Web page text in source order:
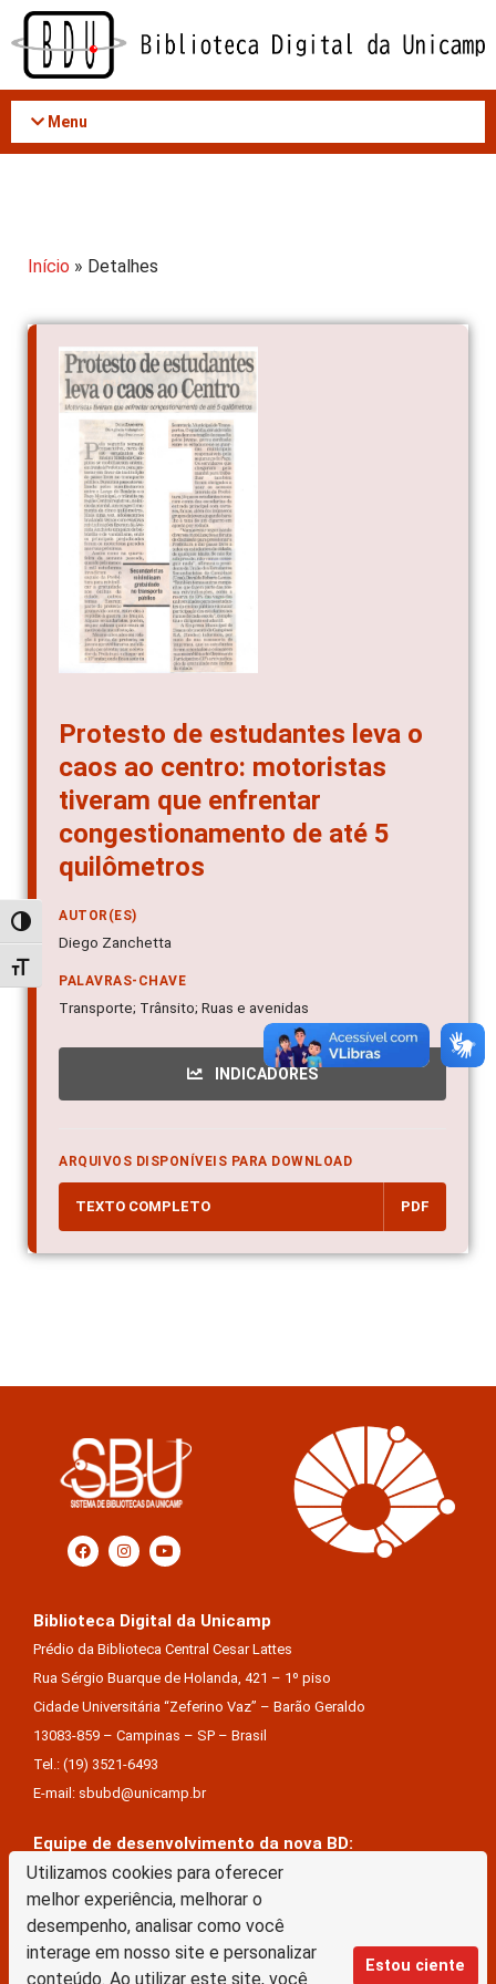
Utilizamos cookies para oferecer
melhor experiência, melhorar o
desempenho, analisar como você
interage em nosso site e personalizar
conteúdo. Ao utilizar este site, você
Estou ciente
Acessar
conteúdo
Alternar alto contraste
Alternar tamanho da fonte
Menu
Início » Detalhes
Protesto de estudantes leva o
caos ao centro: motoristas
tiveram que enfrentar
congestionamento de até 5
quilômetros
AUTOR(ES)
Diego Zanchetta
PALAVRAS-CHAVE
Transporte; Trânsito; Ruas e avenidas
INDICADORES
ARQUIVOS DISPONÍVEIS PARA DOWNLOAD
TEXTO COMPLETO PDF
Biblioteca Digital da Unicamp
Prédio da Biblioteca Central Cesar Lattes
Rua Sérgio Buarque de Holanda, 421 – 1º piso
Cidade Universitária “Zeferino Vaz” – Barão Geraldo
13083-859 – Campinas – SP – Brasil
Tel.: (19) 3521-6493
E-mail: sbubd@unicamp.br
Equipe de desenvolvimento da nova BD:
Keite Aparecida Duarte
Márcio Vinícius De Jesus Almeida
Saul Victor De Castro E Silva
A Biblioteca Digital da Unicamp está licenciado com uma Licença Creative Commons –